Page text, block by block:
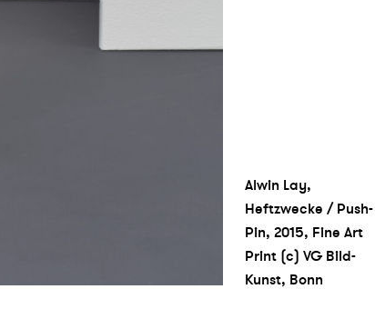
Alwin Lay,
Heftzwecke / Push-
Pin, 2015, Fine Art
Print (c) VG Bild-
Kunst, Bonn